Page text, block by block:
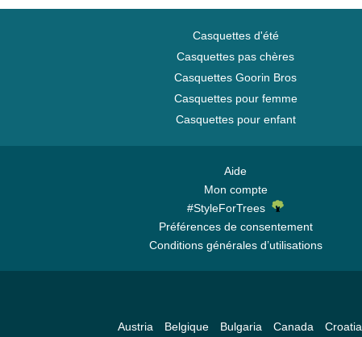
Casquettes d'été
Casquettes pas chères
Casquettes Goorin Bros
Casquettes pour femme
Casquettes pour enfant
Aide
Mon compte
#StyleForTrees
Préférences de consentement
Conditions générales d’utilisations
Austria Belgique Bulgaria Canada Croatia